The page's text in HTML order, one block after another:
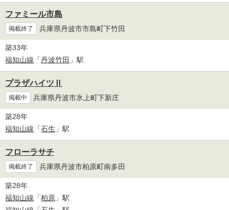
ファミール市島
掲載終了 兵庫県丹波市市島町下竹田
築33年
福知山線 「丹波竹田 」駅
プラザハイツⅡ
掲載中 兵庫県丹波市氷上町下新庄
築28年
福知山線 「石生 」駅
フローラサチ
掲載終了 兵庫県丹波市柏原町南多田
築28年
福知山線 「柏原 」駅